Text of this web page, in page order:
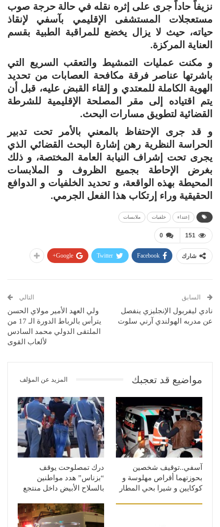
نزيفاً حاداً جرى على إثره نقله في حالة حرجة صوب
مستعجلات المستشفى الإقليمي بآسفي لإنقاذ
حياته، حيث لا يزال يخضع للمراقبة الطبية بقسم
العناية المركزة.
و مكنت عمليات التمشيط والتعقب السريع التي
باشرتها عناصر فرقة مكافحة العصابات من تحديد
الهوية الكاملة للمعتدي و إلقاء القبض عليه، قبل أن
يتم اقتياده إلى مقر المصلحة الإقليمية للشرطة
القضائية لتطويق مسارات البحث.
و قد جرى الإحتفاظ بالمعني بالأمر تحت تدبير
الحراسة النظرية رهن إشارة البحث القضائي الذي
يجرى تحت إشراف النيابة العامة المختصة، و ذلك
بغرض الإحاطة بجميع الظروف و الملابسات
المحيطة بهذه الواقعة، و تحديد الخلفيات و الدوافع
الحقيقية وراء إرتكاب هذا الفعل الجرمي.
إعتداء خلفيات ملابسات
0 151
شارك Facebook
Twitter
Google+
السابق
نادي ليفربول الإنجليزي ينفصل
عن مدربه الهولندي آرني سلوت
التالي
ولي العهد الأمير مولاي الحسن
يترأس بالرباط الدورة الـ 17 من
الملتقى الدولي محمد السادس
لألعاب القوى
مواضيع قد تعجبك المزيد عن المؤلف
آسفي..توقيف شخصين
بحوزتهما أقراص مهلوسة و
كوكايين و شيرا بحي المطار
درك تمصلوحت يوقف
“بزناس” هدد مواطنين
بالسلاح الأبيض داخل منتجع